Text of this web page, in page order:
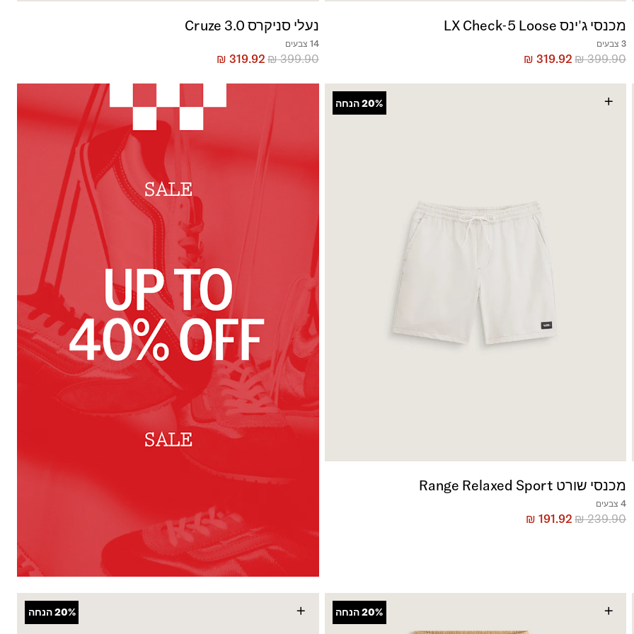
מכנסי ג'ינס LX Check-5 Loose
3 צבעים
₪399.90
₪ 319.92
נעלי סניקרס Cruze 3.0
14 צבעים
₪399.90
₪ 319.92
+
20%הנחה
מכנסי שורט Range Relaxed Sport
4 צבעים
₪239.90
₪ 191.92
+
20%הנחה +
20%הנחה